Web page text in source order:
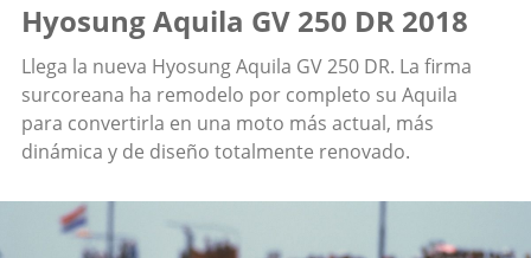
Hyosung Aquila GV 250 DR 2018
Llega la nueva Hyosung Aquila GV 250 DR. La firma
surcoreana ha remodelo por completo su Aquila
para convertirla en una moto más actual, más
dinámica y de diseño totalmente renovado.